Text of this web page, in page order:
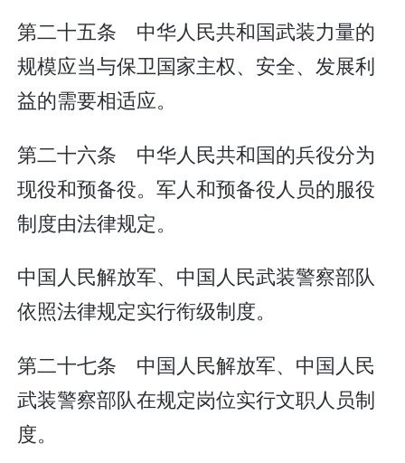
第二十五条 中华人民共和国武装力量的
规模应当与保卫国家主权、安全、发展利
益的需要相适应。
第二十六条 中华人民共和国的兵役分为
现役和预备役。军人和预备役人员的服役
制度由法律规定。
中国人民解放军、中国人民武装警察部队
依照法律规定实行衔级制度。
第二十七条 中国人民解放军、中国人民
武装警察部队在规定岗位实行文职人员制
度。